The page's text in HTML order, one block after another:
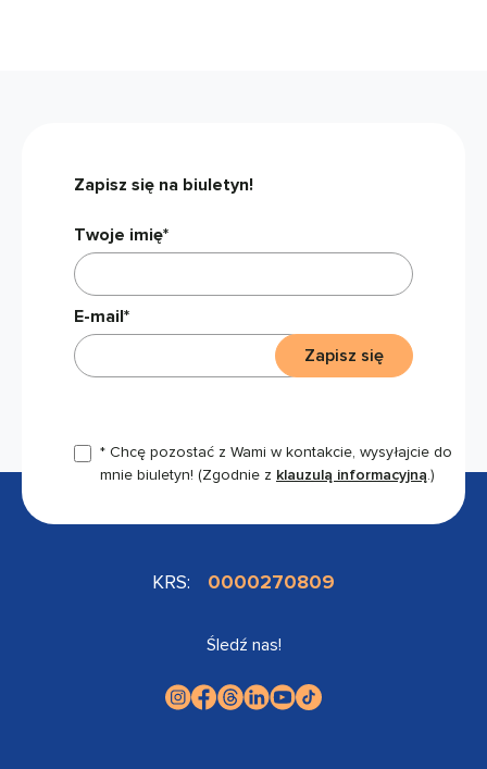
Zapisz się na biuletyn!
Twoje imię*
E-mail*
* Chcę pozostać z Wami w kontakcie, wysyłajcie do
mnie biuletyn! (Zgodnie z klauzulą informacyjną.)
Zapisz się
KRS: 0000270809
Śledź nas!